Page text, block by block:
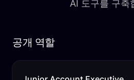
AI 도구를 구축
공개 역할